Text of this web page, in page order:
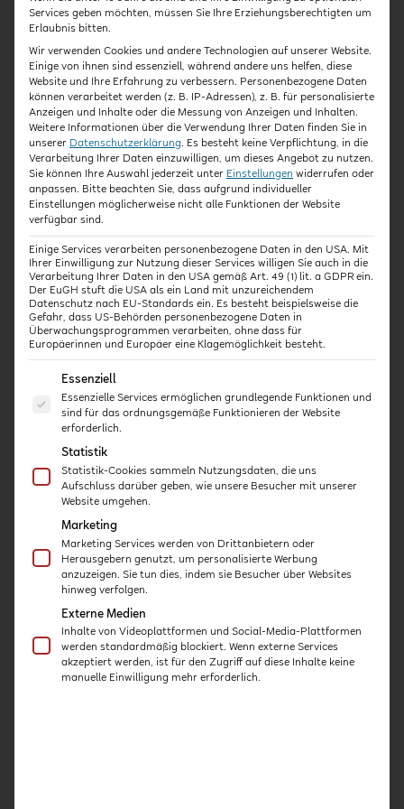
Kaufzeitpunkt
mit Zeitnachweis
In Kooperation mit:
Schon gewusst?
Ihren gekauften Kurs können Sie auf jedem
beliebigen Endgerät mit Internetzugang
abrufen!
Sollten Sie noch Fragen zu unseren Kursen
haben, dann schauen Sie am besten bei
unserenFAQs vorbei. Dort finden Sie alle
wichtigen Informationen zum Ablauf der
Online-Kurse.
Services geben möchten, müssen Sie Ihre Erziehungsberechtigten um
Erlaubnis bitten.
Wir verwenden Cookies und andere Technologien auf unserer Website.
Einige von ihnen sind essenziell, während andere uns helfen, diese
Website und Ihre Erfahrung zu verbessern. Personenbezogene Daten
können verarbeitet werden (z. B. IP-Adressen), z. B. für personalisierte
Anzeigen und Inhalte oder die Messung von Anzeigen und Inhalten.
Weitere Informationen über die Verwendung Ihrer Daten finden Sie in
unserer Datenschutzerklärung. Es besteht keine Verpflichtung, in die
Verarbeitung Ihrer Daten einzuwilligen, um dieses Angebot zu nutzen.
Sie können Ihre Auswahl jederzeit unter Einstellungen widerrufen oder
anpassen. Bitte beachten Sie, dass aufgrund individueller
Einstellungen möglicherweise nicht alle Funktionen der Website
verfügbar sind.
Einige Services verarbeiten personenbezogene Daten in den USA. Mit
Ihrer Einwilligung zur Nutzung dieser Services willigen Sie auch in die
Verarbeitung Ihrer Daten in den USA gemäß Art. 49 (1) lit. a GDPR ein.
Der EuGH stuft die USA als ein Land mit unzureichendem
Datenschutz nach EU-Standards ein. Es besteht beispielsweise die
Gefahr, dass US-Behörden personenbezogene Daten in
Überwachungsprogrammen verarbeiten, ohne dass für
Europäerinnen und Europäer eine Klagemöglichkeit besteht.
Es folgt eine Liste der Service-Gruppen, für die eine
Essenziell
Essenzielle Services ermöglichen grundlegende Funktionen und
sind für das ordnungsgemäße Funktionieren der Website
erforderlich.
Statistik
Statistik-Cookies sammeln Nutzungsdaten, die uns
Aufschluss darüber geben, wie unsere Besucher mit unserer
Website umgehen.
Marketing
Marketing Services werden von Drittanbietern oder
Herausgebern genutzt, um personalisierte Werbung
anzuzeigen. Sie tun dies, indem sie Besucher über Websites
hinweg verfolgen.
Externe Medien
Inhalte von Videoplattformen und Social-Media-Plattformen
werden standardmäßig blockiert. Wenn externe Services
akzeptiert werden, ist für den Zugriff auf diese Inhalte keine
manuelle Einwilligung mehr erforderlich.